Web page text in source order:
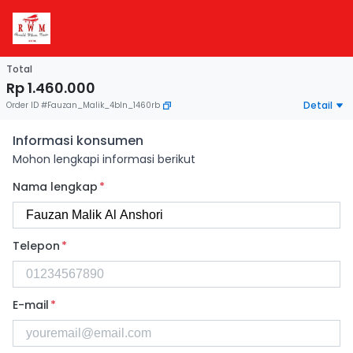
Total
Rp 1.460.000
Order ID #Fauzan_Malik_4bln_1460rb Detail
Informasi konsumen
Mohon lengkapi informasi berikut
Nama lengkap *
Telepon *
E-mail *